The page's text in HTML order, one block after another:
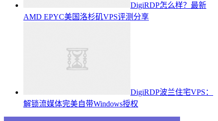
DigiRDP怎么样？最新
AMD EPYC美国洛杉矶VPS评测分享
DigiRDP波兰住宅VPS：
解锁流媒体完美自带Windows授权